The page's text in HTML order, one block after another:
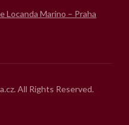
Locanda Marino – Praha
All Rights Reserved.